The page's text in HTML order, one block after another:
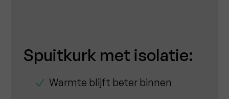
Spuitkurk met isolatie:
Warmte blijft beter binnen